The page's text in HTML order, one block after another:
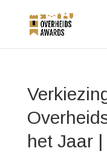
het Jaar